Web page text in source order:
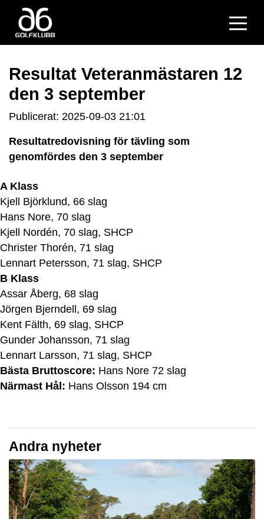
Resultat Veteranmästaren 12
den 3 september
Publicerat: 2025-09-03 21:01
Resultatredovisning för tävling som
genomfördes den 3 september
A Klass
Kjell Björklund, 66 slag
Hans Nore, 70 slag
Kjell Nordén, 70 slag, SHCP
Christer Thorén, 71 slag
Lennart Petersson, 71 slag, SHCP
B Klass
Assar Åberg, 68 slag
Jörgen Bjerndell, 69 slag
Kent Fälth, 69 slag, SHCP
Gunder Johansson, 71 slag
Lennart Larsson, 71 slag, SHCP
Bästa Bruttoscore: Hans Nore 72 slag
Närmast Hål: Hans Olsson 194 cm
Andra nyheter